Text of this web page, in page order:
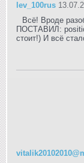
lev_100rus
Всё! Вроде
ПОСТАВИЛ:
стоит!) И всё